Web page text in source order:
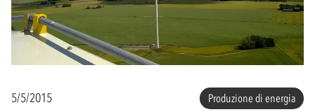
5/5/2015 Produzione di energia